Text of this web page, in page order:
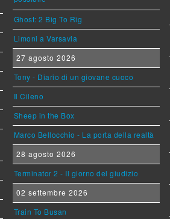
Ghost: 2 Big To Rig
Limoni a Varsavia
27 agosto 2026
Tony - Diario di un giovane cuoco
Il Cileno
Sheep in the Box
Marco Bellocchio - La porta della realtà
28 agosto 2026
Terminator 2 - Il giorno del giudizio
02 settembre 2026
Train To Busan